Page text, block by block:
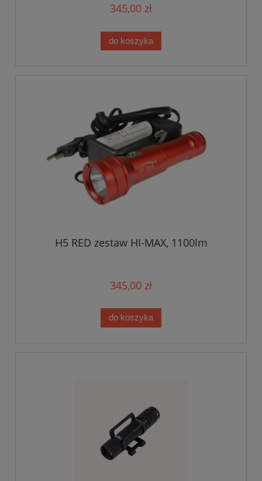
345,00 zł
do koszyka
H5 RED zestaw HI-MAX, 1100lm
345,00 zł
do koszyka